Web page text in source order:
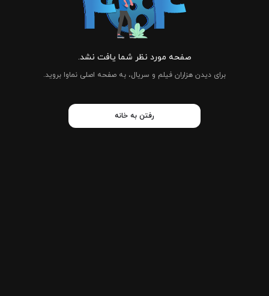
صفحه مورد نظر شما یافت نشد.
برای دیدن هزاران فیلم و سریال، به صفحه اصلی نماوا بروید.
رفتن به خانه